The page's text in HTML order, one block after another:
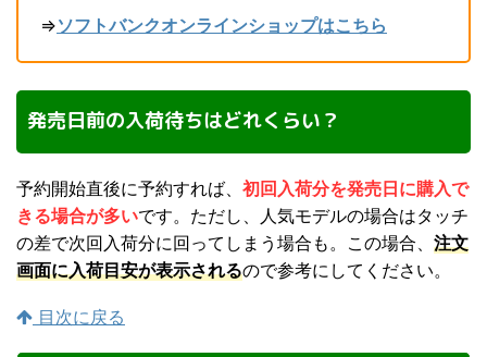
⇒ソフトバンクオンラインショップはこちら
発売日前の入荷待ちはどれくらい？
予約開始直後に予約すれば、 初回入荷分を発売日に購入で
きる場合が多いです。ただし、人気モデルの場合はタッチ
の差で次回入荷分に回ってしまう場合も。この場合、 注文
画面に入荷目安が表示されるので参考にしてください。
目次に戻る